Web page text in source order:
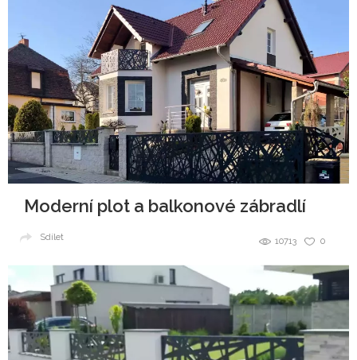
Moderní plot a balkonové zábradlí
0
10713
Sdílet